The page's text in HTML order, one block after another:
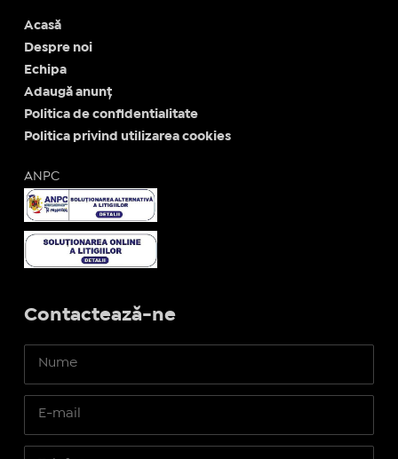
Acasă
Despre noi
Echipa
Adaugă anunț
Politica de confidentialitate
Politica privind utilizarea cookies
ANPC
Contactează-ne